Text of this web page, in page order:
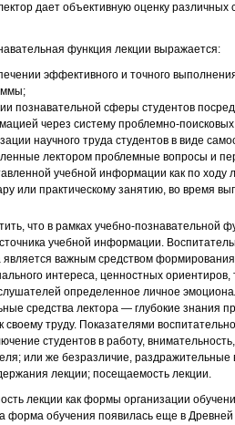
дает объективную оценку различных
функция лекции выражается:
эффективного и точного
познавательной сферы студентов
через систему проблемно-
научного труда студентов в виде
лектором проблемные вопросы и
учебной информации как по ходу
или практическому занятию, во время
что в рамках учебно-познавательной
учебной информации.
является важным средством формирования
интереса, ценностных ориентиров,
определенное личное
средства лектора — глубокие знания
своему труду. Показателями
студентов в работу,
или же безразличие, раздражительные
лекции; посещаемость лекции.
лекции как формы организации
форма обучения появилась еще в